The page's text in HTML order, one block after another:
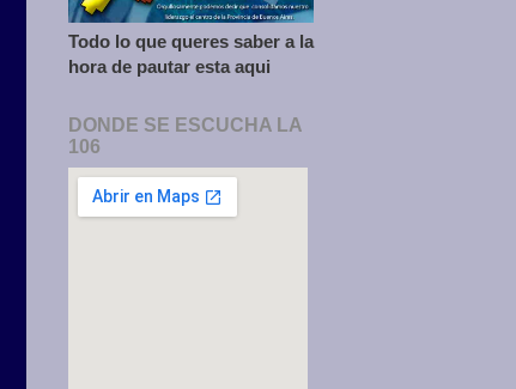
Todo lo que queres saber a la
hora de pautar esta aqui
DONDE SE ESCUCHA LA
106